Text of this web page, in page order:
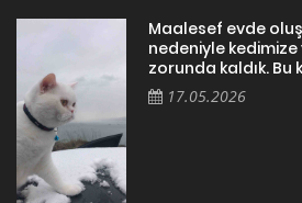
Maalesef evde
nedeniyle
zorunda kaldık. Bu
17.05.2026